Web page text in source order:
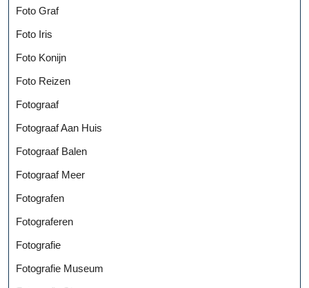
Foto Graf
Foto Iris
Foto Konijn
Foto Reizen
Fotograaf
Fotograaf Aan Huis
Fotograaf Balen
Fotograaf Meer
Fotografen
Fotograferen
Fotografie
Fotografie Museum